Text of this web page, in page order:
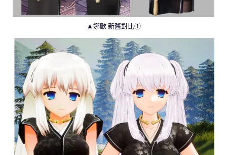
▲娜歐 新舊對比➀